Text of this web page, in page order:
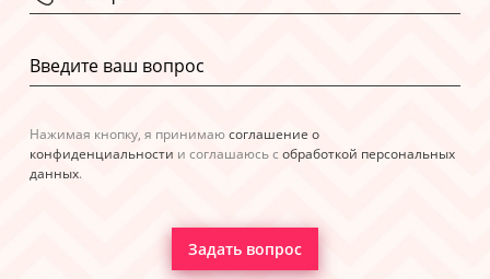
Нажимая кнопку, я принимаюсоглашение о
конфиденциальности и соглашаюсь с обработкой персональных
данных.
Задать вопрос